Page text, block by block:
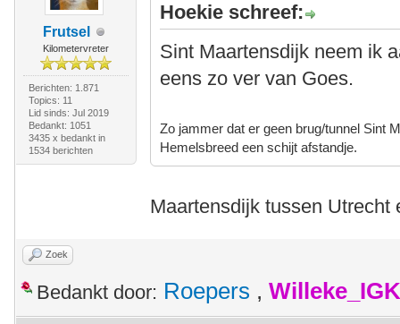
Frutsel
Kilometervreter
Berichten: 1.871
Topics: 11
Lid sinds: Jul 2019
Bedankt: 1051
3435 x bedankt in
1534 berichten
Hoekie schreef:
Sint Maartensdijk neem ik
eens zo ver van Goes.
Zo jammer dat er geen brug/tunnel Sint
Hemelsbreed een schijt afstandje.
Maartensdijk tussen
Zoek
Bedankt door: Roepers ,